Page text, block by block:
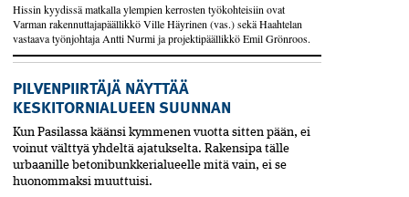
Hissin kyydissä matkalla ylempien kerrosten työkohteisiin ovat
Varman rakennuttajapäällikkö Ville Häyrinen (vas.) sekä Haahtelan
vastaava työnjohtaja Antti Nurmi ja projektipäällikkö Emil Grönroos.
PILVENPIIRTÄJÄ NÄYTTÄÄ
KESKITORNIALUEEN SUUNNAN
Kun Pasilassa käänsi kymmenen vuotta sitten pään, ei
voinut välttyä yhdeltä ajatukselta. Rakensipa tälle
urbaanille betonibunkkerialueelle mitä vain, ei se
huonommaksi muuttuisi.